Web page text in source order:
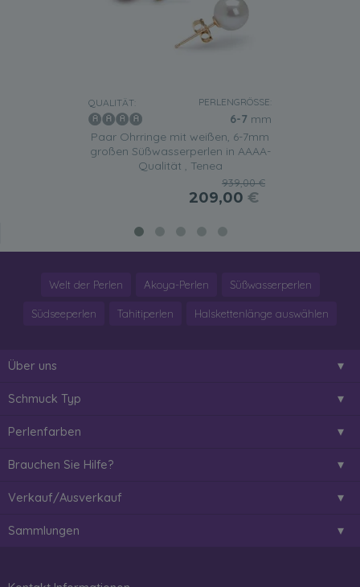
QUALITÄT: PERLENGRÖSSE:
6-7 mm
Paar Ohrringe mit weißen, 6-7mm
großen Süßwasserperlen in AAAA-
Qualität , Tenea
939,00 €
209,00 €
Welt der Perlen Akoya-Perlen Süßwasserperlen
Südseeperlen Tahitiperlen Halskettenlänge auswählen
Über uns
Schmuck Typ
Perlenfarben
Brauchen Sie Hilfe?
Verkauf/Ausverkauf
Sammlungen